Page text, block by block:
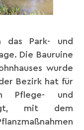
das Park- und
Die Bauruine
wurde
Bezirk hat für
Pflege- und
mit dem